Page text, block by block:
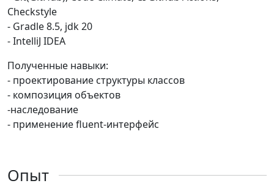
Checkstyle
- Gradle 8.5, jdk 20
- IntelliJ IDEA
Полученные навыки:
- проектирование структуры классов
- композиция объектов
-наследование
- применение fluent-интерфейс
Опыт